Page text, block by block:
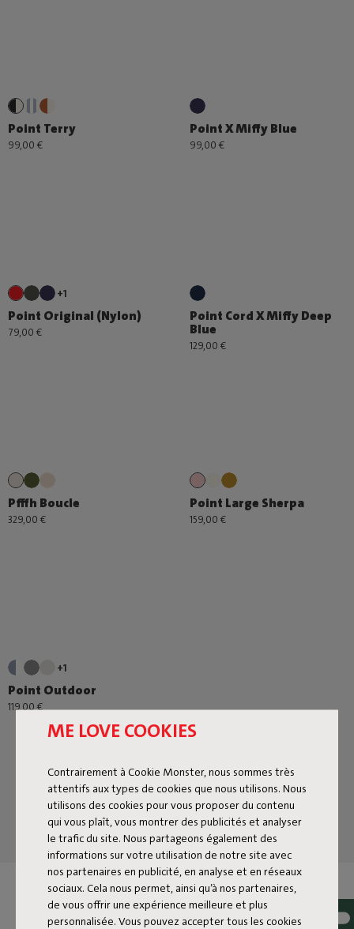
ME LOVE COOKIES
Contrairement à Cookie Monster, nous sommes très
attentifs aux types de cookies que nous utilisons. Nous
utilisons des cookies pour vous proposer du contenu
qui vous plaît, vous montrer des publicités et analyser
le trafic du site. Nous partageons également des
informations sur votre utilisation de notre site avec
nos partenaires en publicité, en analyse et en réseaux
sociaux. Cela nous permet, ainsi qu’à nos partenaires,
de vous offrir une expérience meilleure et plus
personnalisée. Vous pouvez accepter tous les cookies
Point Terry
99,00 €
Point X Miffy Blue
99,00 €
+1
Point Original (Nylon)
79,00 €
Point Cord X Miffy Deep
Blue
129,00 €
Pfffh Boucle
329,00 €
Point Large Sherpa
159,00 €
+1
Point Outdoor
119,00 €
COMMANDE DES POUFS À